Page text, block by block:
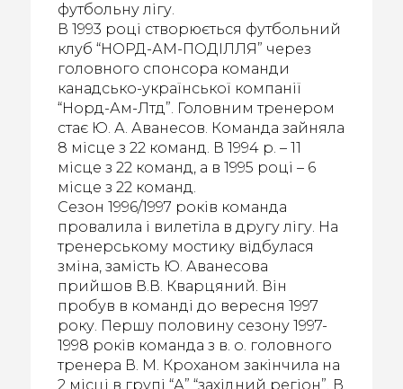
футбольну лігу.
В 1993 році створюється футбольний
клуб “НОРД-АМ-ПОДІЛЛЯ” через
головного спонсора команди
канадсько-української компанії
“Норд-Ам-Лтд”. Головним тренером
стає Ю. А. Аванесов. Команда зайняла
8 місце з 22 команд. В 1994 р. – 11
місце з 22 команд, а в 1995 році – 6
місце з 22 команд.
Сезон 1996/1997 років команда
провалила і вилетіла в другу лігу. На
тренерському мостику відбулася
зміна, замість Ю. Аванесова
прийшов В.В. Кварцяний. Він
пробув в команді до вересня 1997
року. Першу половину сезону 1997-
1998 років команда з в. о. головного
тренера В. М. Кроханом закінчила на
2 місці в групі “А” “західний регіон”. В